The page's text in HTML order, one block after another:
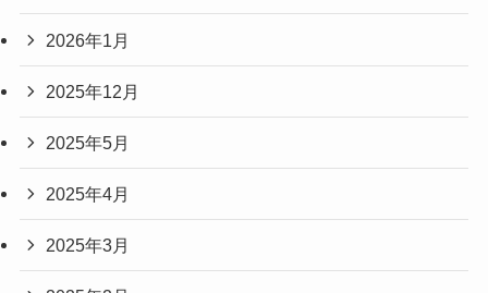
2026年1月
2025年12月
2025年5月
2025年4月
2025年3月